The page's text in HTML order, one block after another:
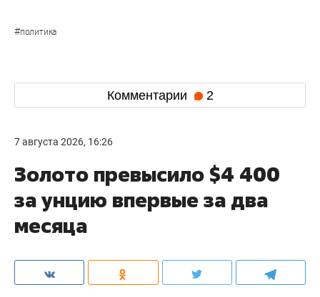
#политика
Комментарии 2
7 августа 2026, 16:26
Золото превысило $4 400
за унцию впервые за два
месяца